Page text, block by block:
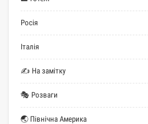
Росія
Італія
✍ На замітку
🎭 Розваги
🌏 Північна Америка